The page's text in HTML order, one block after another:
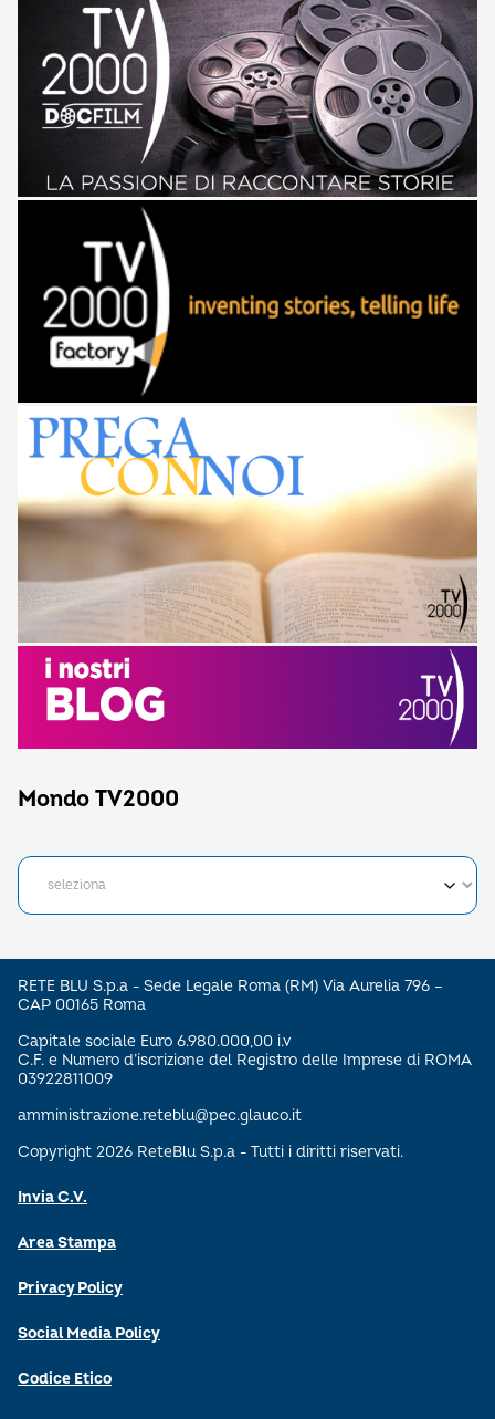
Mondo TV2000
RETE BLU S.p.a - Sede Legale Roma (RM) Via Aurelia 796 –
CAP 00165 Roma
Capitale sociale Euro 6.980.000,00 i.v
C.F. e Numero d’iscrizione del Registro delle Imprese di ROMA
03922811009
amministrazione.reteblu@pec.glauco.it
Copyright 2026 ReteBlu S.p.a - Tutti i diritti riservati.
Invia C.V.
Area Stampa
Privacy Policy
Social Media Policy
Codice Etico